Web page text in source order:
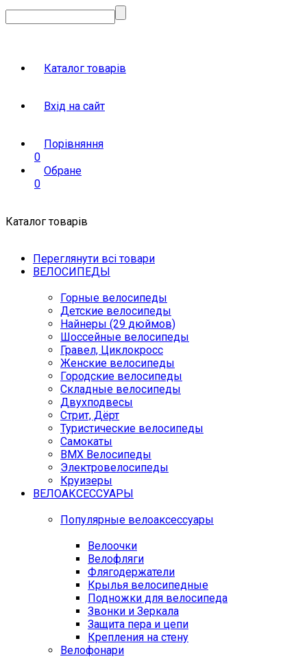
Каталог товарів
Вхід на сайт
Порівняння
0
Обране
0
Каталог товарів
Переглянути всі товари
ВЕЛОСИПЕДЫ
Горные велосипеды
Детские велосипеды
Найнеры (29 дюймов)
Шоссейные велосипеды
Гравел, Циклокросс
Женские велосипеды
Городcкие велосипеды
Складные велосипеды
Двухподвесы
Стрит, Дёрт
Туристические велосипеды
Самокаты
BMX Велосипеды
Электровелосипеды
Круизеры
ВЕЛОАКСЕССУАРЫ
Популярные велоаксессуары
Велоочки
Велофляги
Флягодержатели
Крылья велосипедные
Подножки для велосипеда
Звонки и Зеркала
Защита пера и цепи
Крепления на стену
Велофонари